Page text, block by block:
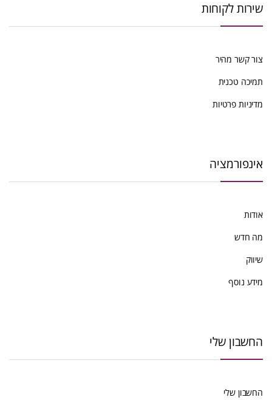
שירות לקוחות
צור קשר מהיר
תמיכה טכנית
מדיניות פרטיות
אינפורמציה
אודות
מה חדש
שיווק
מידע נוסף
החשבון שלי
החשבון שלי